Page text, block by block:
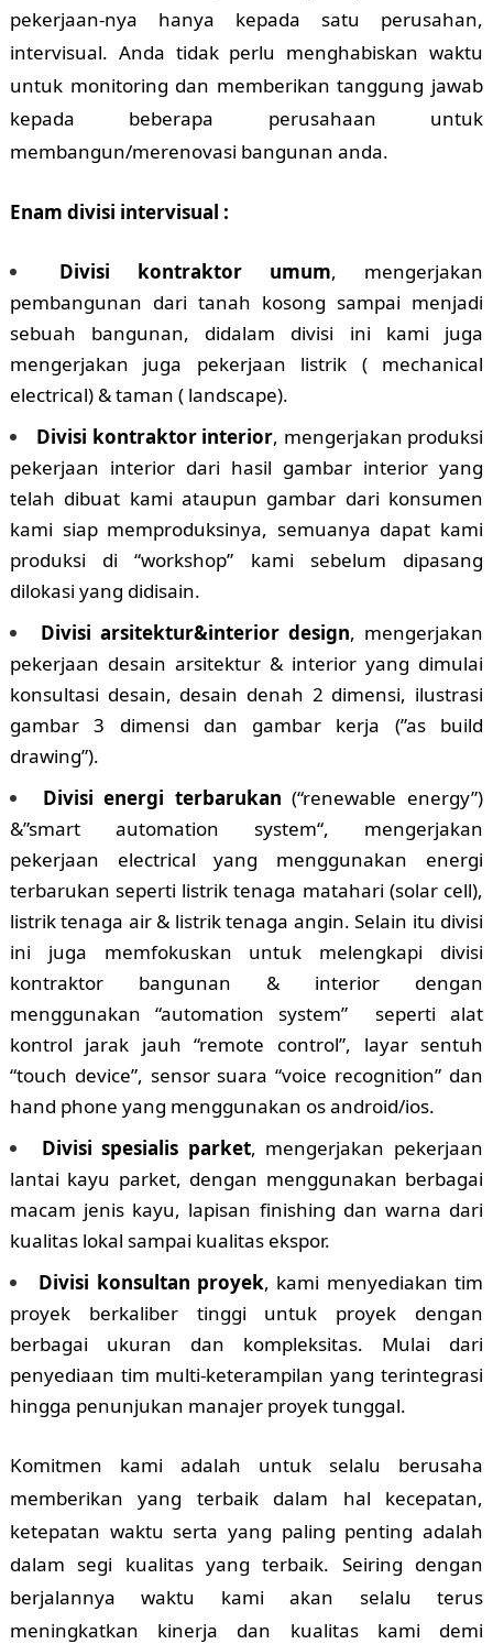
pekerjaan-nya hanya kepada satu perusahan,
intervisual. Anda tidak perlu menghabiskan waktu
untuk monitoring dan memberikan tanggung jawab
kepada beberapa perusahaan untuk
membangun/merenovasi bangunan anda.
Enam divisi intervisual :
Divisi kontraktor umum, mengerjakan
pembangunan dari tanah kosong sampai menjadi
sebuah bangunan, didalam divisi ini kami juga
mengerjakan juga pekerjaan listrik ( mechanical
electrical) & taman ( landscape).
Divisi kontraktor interior, mengerjakan produksi
pekerjaan interior dari hasil gambar interior yang
telah dibuat kami ataupun gambar dari konsumen
kami siap memproduksinya, semuanya dapat kami
produksi di “workshop” kami sebelum dipasang
dilokasi yang didisain.
Divisi arsitektur&interior design, mengerjakan
pekerjaan desain arsitektur & interior yang dimulai
konsultasi desain, desain denah 2 dimensi, ilustrasi
gambar 3 dimensi dan gambar kerja (”as build
drawing”).
Divisi energi terbarukan (“renewable energy”)
&”smart automation system“, mengerjakan
pekerjaan electrical yang menggunakan energi
terbarukan seperti listrik tenaga matahari (solar cell),
listrik tenaga air & listrik tenaga angin. Selain itu divisi
ini juga memfokuskan untuk melengkapi divisi
kontraktor bangunan & interior dengan
menggunakan “automation system” seperti alat
kontrol jarak jauh “remote control”, layar sentuh
“touch device”, sensor suara “voice recognition” dan
hand phone yang menggunakan os android/ios.
Divisi spesialis parket, mengerjakan pekerjaan
lantai kayu parket, dengan menggunakan berbagai
macam jenis kayu, lapisan finishing dan warna dari
kualitas lokal sampai kualitas ekspor.
Divisi konsultan proyek, kami menyediakan tim
proyek berkaliber tinggi untuk proyek dengan
berbagai ukuran dan kompleksitas. Mulai dari
penyediaan tim multi-keterampilan yang terintegrasi
hingga penunjukan manajer proyek tunggal.
Komitmen kami adalah untuk selalu berusaha
memberikan yang terbaik dalam hal kecepatan,
ketepatan waktu serta yang paling penting adalah
dalam segi kualitas yang terbaik. Seiring dengan
berjalannya waktu kami akan selalu terus
meningkatkan kinerja dan kualitas kami demi